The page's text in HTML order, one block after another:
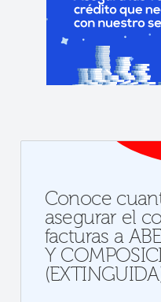
Conoce
asegurar el
facturas a
Y